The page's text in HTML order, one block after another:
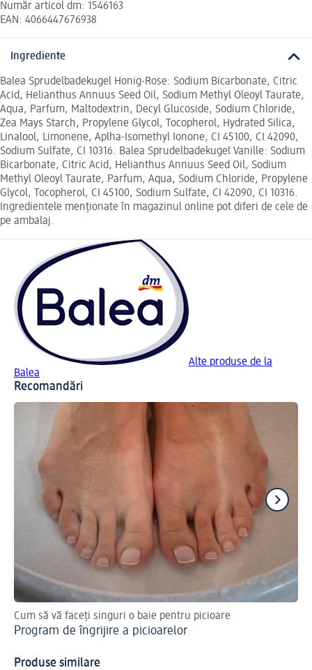
Număr articol dm: 1546163
EAN: 4066447676938
Ingrediente
Balea Sprudelbadekugel Honig-Rose: Sodium Bicarbonate, Citric
Acid, Helianthus Annuus Seed Oil, Sodium Methyl Oleoyl Taurate,
Aqua, Parfum, Maltodextrin, Decyl Glucoside, Sodium Chloride,
Zea Mays Starch, Propylene Glycol, Tocopherol, Hydrated Silica,
Linalool, Limonene, Aplha-Isomethyl Ionone, CI 45100, CI 42090,
Sodium Sulfate, CI 10316. Balea Sprudelbadekugel Vanille: Sodium
Bicarbonate, Citric Acid, Helianthus Annuus Seed Oil, Sodium
Methyl Oleoyl Taurate, Parfum, Aqua, Sodium Chloride, Propylene
Glycol, Tocopherol, CI 45100, Sodium Sulfate, CI 42090, CI 10316.
Ingredientele menționate în magazinul online pot diferi de cele de
pe ambalaj.
Alte produse de la
Balea
Recomandări
Cum să vă faceți singuri o baie pentru picioare
Program de îngrijire a picioarelor
Produse similare